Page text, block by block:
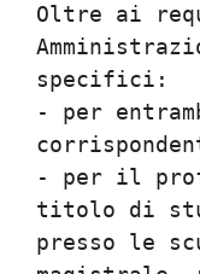
Oltre ai
- per
- per il
titolo di
presso